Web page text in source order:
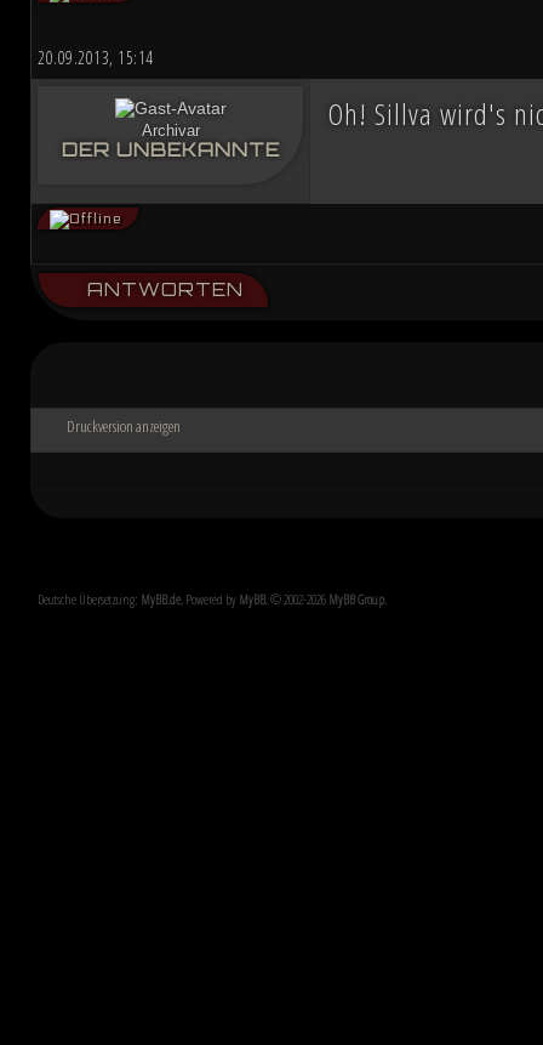
20.09.2013, 15:14
Archivar
DER UNBEKANNTE
Oh! Sillva wird's
ANTWORTEN
Druckversion anzeigen
Deutsche Übersetzung: MyBB.de, Powered by MyBB, © 2002-2026 MyBB Group.